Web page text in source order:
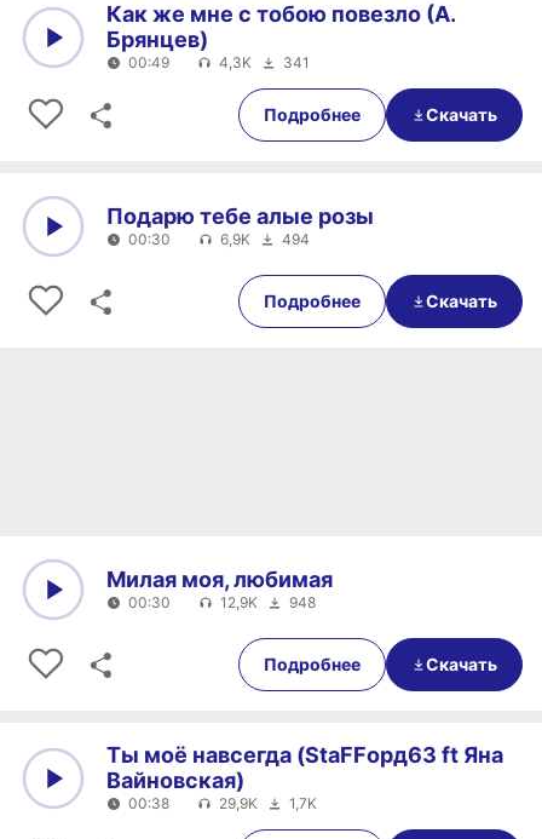
00:49
Как же мне с тобою повезло (А.
Брянцев)
00:49 4,3K 341
Подробнее Скачать
00:30
Подарю тебе алые розы
00:30 6,9K 494
Подробнее Скачать
00:30
Милая моя, любимая
00:30 12,9K 948
Подробнее Скачать
00:38
Ты моё навсегда (StaFFорд63 ft Яна
Вайновская)
00:38 29,9K 1,7K